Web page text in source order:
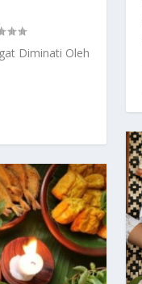
Diminati Oleh